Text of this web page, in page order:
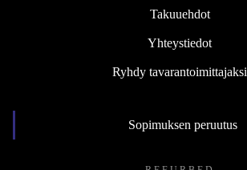
Takuuehdot
Yhteystiedot
Ryhdy tavarantoimittajaksi
Sopimuksen peruutus